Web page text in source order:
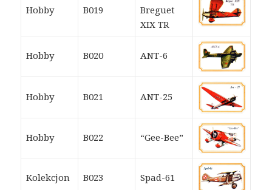
Hobby B019
Breguet
XIX TR
Hobby B020 ANT-6
Hobby B021 ANT-25
Hobby B022 “Gee-Bee”
Kolekcjon
B023 Spad-61